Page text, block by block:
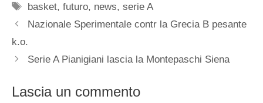
Tag
basket,futuro, news,serie A
Nazionale Sperimentale contr la Grecia B pesante
k.o.
Serie A Pianigiani lascia la Montepaschi Siena
Lascia un commento